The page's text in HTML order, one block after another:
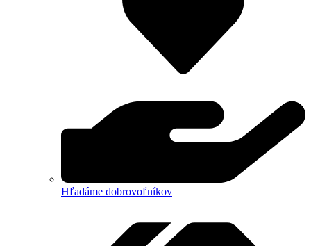
Hľadáme dobrovoľníkov